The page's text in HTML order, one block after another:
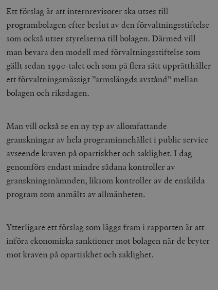
Ett förslag är att internrevisorer ska utses till
programbolagen efter beslut av den förvaltningsstiftelse
som också utser styrelserna till bolagen. Därmed vill
man bevara den modell med förvaltningsstiftelse som
gällt sedan 1990-talet och som på flera sätt upprätthåller
ett förvaltningsmässigt ”armslängds avstånd” mellan
bolagen och riksdagen.
Man vill också se en ny typ av allomfattande
granskningar av hela programinnehållet i public service
avseende kraven på opartiskhet och saklighet. I dag
genomförs endast mindre sådana kontroller av
granskningsnämnden, liksom kontroller av de enskilda
program som anmälts av allmänheten.
Ytterligare ett förslag som läggs fram i rapporten är att
införa ekonomiska sanktioner mot bolagen när de bryter
mot kraven på opartiskhet och saklighet.